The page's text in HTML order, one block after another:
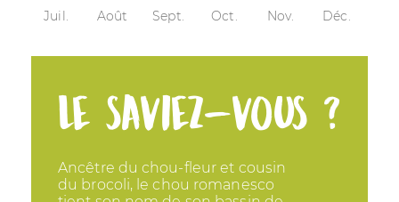
Juil. Août Sept. Oct. Nov. Déc.
Le saviez-vous ?
Ancêtre du chou-fleur et cousin
du brocoli, le chou romanesco